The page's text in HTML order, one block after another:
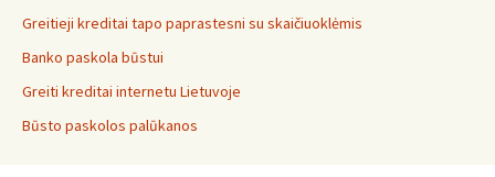
Greitieji kreditai tapo paprastesni su skaičiuoklėmis
Banko paskola būstui
Greiti kreditai internetu Lietuvoje
Būsto paskolos palūkanos